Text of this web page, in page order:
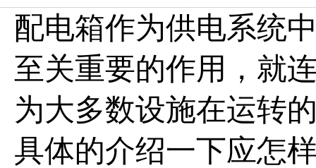
配电箱作为供电系统
至关重要的作用，就
为大多数设施在运转
具体的介绍一下应怎